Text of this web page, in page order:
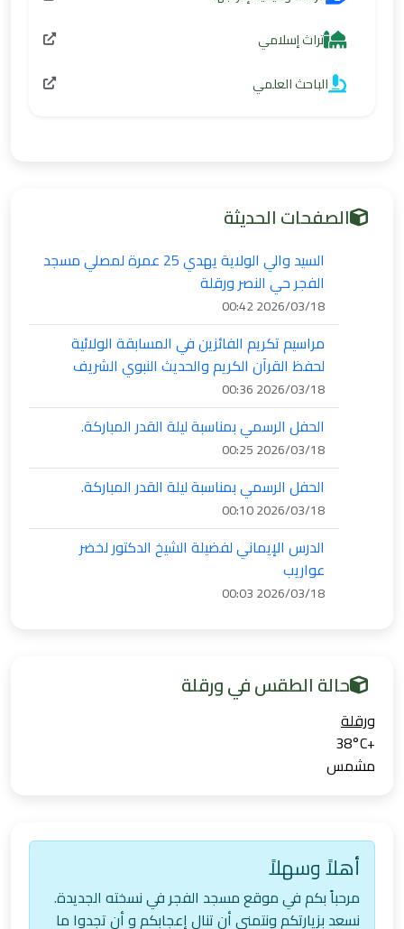
تراث إسلامي
الباحث العلمي
الصفحات الحديثة
السيد والي الولاية يهدي 25 عمرة لمصلي مسجد
الفجر حي النصر ورقلة
2026/03/18 00:42
مراسيم تكريم الفائزين في المسابقة الولائية
لحفظ القرآن الكريم والحديث النبوي الشريف
2026/03/18 00:36
الحفل الرسمي بمناسبة ليلة القدر المباركة.
2026/03/18 00:25
الحفل الرسمي بمناسبة ليلة القدر المباركة.
2026/03/18 00:10
الدرس الإيماني لفضيلة الشيخ الدكتور لخضر
عواريب
2026/03/18 00:03
حالة الطقس في ورقلة
ورقلة‎
+
38°C
مشمس
أهلاً وسهلاً
مرحباً بكم في موقع مسجد الفجر في نسخته الجديدة.
نسعد بزيارتكم ونتمنى أن تنال إعجابكم و أن تجدوا ما